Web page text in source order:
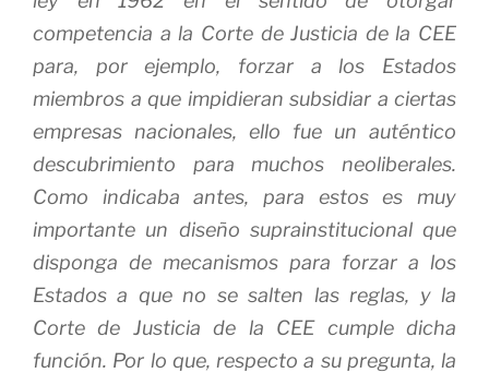
competencia a la Corte de Justicia de la CEE
para, por ejemplo, forzar a los Estados
miembros a que impidieran subsidiar a ciertas
empresas nacionales, ello fue un auténtico
descubrimiento para muchos neoliberales.
Como indicaba antes, para estos es muy
importante un diseño suprainstitucional que
disponga de mecanismos para forzar a los
Estados a que no se salten las reglas, y la
Corte de Justicia de la CEE cumple dicha
función. Por lo que, respecto a su pregunta, la